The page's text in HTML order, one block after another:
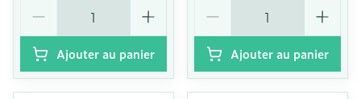
Ajouter au panier Ajouter au panier